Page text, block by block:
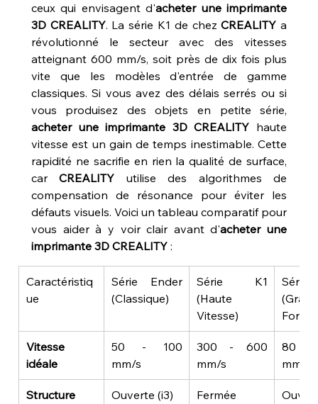
ceux qui envisagent d'acheter une imprimante
3D CREALITY. La série K1 de chez CREALITY a
révolutionné le secteur avec des vitesses
atteignant 600 mm/s, soit près de dix fois plus
vite que les modèles d'entrée de gamme
classiques. Si vous avez des délais serrés ou si
acheter une imprimante 3D CREALITY haute
vitesse est un gain de temps inestimable. Cette
rapidité ne sacrifie en rien la qualité de surface,
car CREALITY utilise des algorithmes de
compensation de résonance pour éviter les
défauts visuels. Voici un tableau comparatif pour
vous aider à y voir clair avant d'acheter une
imprimante 3D CREALITY :
Caractéristiq
ue
Série Ender
(Classique)
Série K1
(Haute
Vitesse)
(Grand
Vitesse
idéale
50 - 100
mm/s
300 - 600
mm/s
80
mm/s
Structure Ouverte (i3)
Fermée